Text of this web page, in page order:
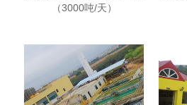
（3000吨/天）